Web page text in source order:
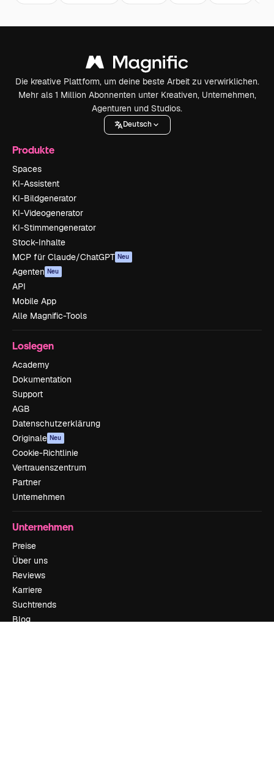
Die kreative Plattform, um deine beste Arbeit zu verwirklichen.
Mehr als 1 Million Abonnenten unter Kreativen, Unternehmen,
Agenturen und Studios.
Deutsch
Produkte
Spaces
KI-Assistent
KI-Bildgenerator
KI-Videogenerator
KI-Stimmengenerator
Stock-Inhalte
MCP für Claude/ChatGPT Neu
Agenten Neu
API
Mobile App
Alle Magnific-Tools
Loslegen
Academy
Dokumentation
Support
AGB
Datenschutzerklärung
Originale Neu
Cookie-Richtlinie
Vertrauenszentrum
Partner
Unternehmen
Unternehmen
Preise
Über uns
Reviews
Karriere
Suchtrends
Blog